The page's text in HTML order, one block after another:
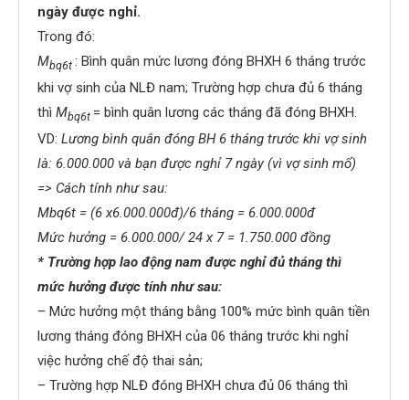
ngày được nghỉ.
Trong đó:
Mbq6t : Bình quân mức lương đóng BHXH 6 tháng trước
khi vợ sinh của NLĐ nam; Trường hợp chưa đủ 6 tháng
thì Mbq6t = bình quân lương các tháng đã đóng BHXH.
VD: Lương bình quân đóng BH 6 tháng trước khi vợ sinh
là: 6.000.000 và bạn được nghỉ 7 ngày (vì vợ sinh mổ)
=> Cách tính như sau:
Mbq6t = (6 x6.000.000đ)/6 tháng = 6.000.000đ
Mức hưởng = 6.000.000/ 24 x 7 = 1.750.000 đồng
* Trường hợp lao động nam được nghỉ đủ tháng thì
mức hưởng được tính như sau:
– Mức hưởng một tháng bằng 100% mức bình quân tiền
lương tháng đóng BHXH của 06 tháng trước khi nghỉ
việc hưởng chế độ thai sản;
– Trường hợp NLĐ đóng BHXH chưa đủ 06 tháng thì